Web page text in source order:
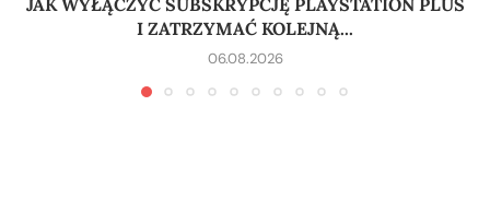
JAK WYŁĄCZYĆ SUBSKRYPCJĘ PLAYSTATION PLUS
I ZATRZYMAĆ KOLEJNĄ...
06.08.2026